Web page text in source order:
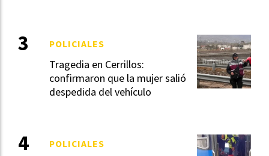
Tragedia en Cerrillos:
confirmaron que la mujer salió
despedida del vehículo
POLICIALES
POLICIALES